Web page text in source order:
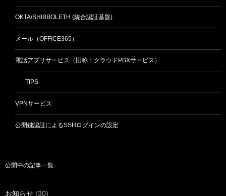
OKTA/SHIBBOLETH (統合認証基盤)
メール（OFFICE365）
電話アプリサービス（旧称：クラウドPBXサービス）
TIPS
VPNサービス
公開鍵認証によるSSHログインの設定
公開中の記事一覧
お知らせ (30)